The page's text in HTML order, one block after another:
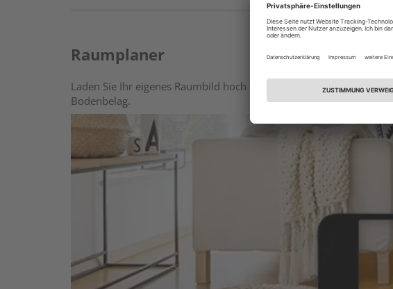
Raumplaner
Laden Sie Ihr eigenes Raumbild hoch oder wählen Sie einen
Bodenbelag.